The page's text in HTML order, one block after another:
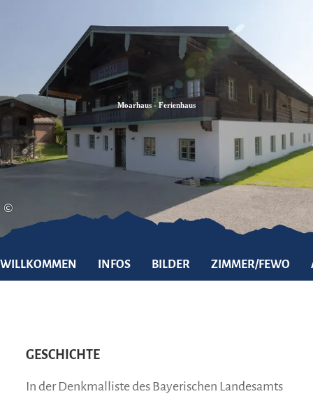
Inhalt
Suche
Footer
©
Moarhaus - Ferienhaus
WILLKOMMEN INFOS BILDER ZIMMER/FEWO
GESCHICHTE
In der Denkmalliste des Bayerischen Landesamts